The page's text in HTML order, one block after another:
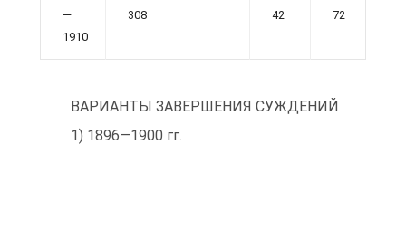
—
1910
308 42 72
ВАРИАНТЫ ЗАВЕРШЕНИЯ СУЖДЕНИЙ
1) 1896—1900 гг.